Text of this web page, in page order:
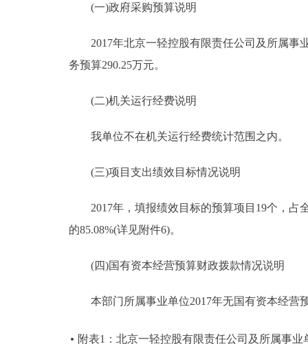
(一)政府采购预算说明
2017年北京一轻控股有限责任公司及所属事业
务预算290.25万元。
(二)机关运行经费说明
我单位不在机关运行经费统计范围之内。
(三)项目支出绩效目标情况说明
2017年，填报绩效目标的预算项目19个，占全
的85.08%(详见附件6)。
(四)国有资本经营预算财政拨款情况说明
本部门所属事业单位2017年无国有资本经营
附表1：北京一轻控股有限责任公司及所属事业